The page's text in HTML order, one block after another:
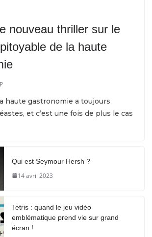
nouveau thriller sur le
de la haute
haute gastronomie a toujours
et c’est une fois de plus le cas
Qui est Seymour Hersh ?
14 avril 2023
Tetris : quand le jeu vidéo
emblématique prend vie sur grand
écran !